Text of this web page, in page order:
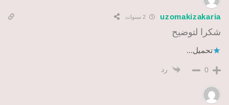
uzomakizakaria
شكرا لتوضيح
تحميل...
0 رد